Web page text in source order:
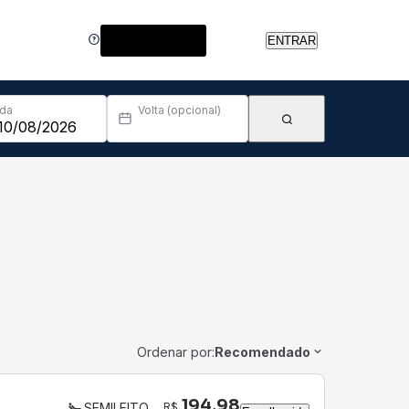
ENTRAR
Volta (opcional)
Ordenar por:Recomendado
R$ 194,98